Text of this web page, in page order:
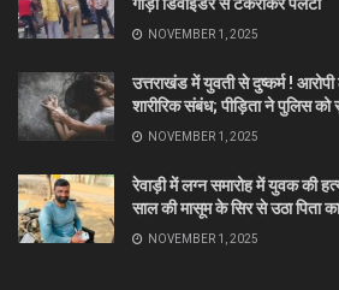
NOVEMBER 1, 2025
उत्तराखंड में युवती से दुष्कर्म !
शारीरिक संबंध; पीड़िता ने पुलिस को
NOVEMBER 1, 2025
रेवाड़ी में लग्न समारोह में युवक की
साल की मासूम के सिर से उठा पिता
NOVEMBER 1, 2025